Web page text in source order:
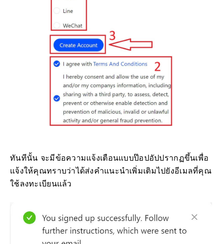
ทันทีนั้น จะมีข้อความแจ้งเตือนแบบป๊อปอัปปรากฏขึ้นเพื่อ
แจ้งให้คุณทราบว่าได้ส่งคำแนะนำเพิ่มเติมไปยังอีเมลที่คุณ
ใช้ลงทะเบียนแล้ว